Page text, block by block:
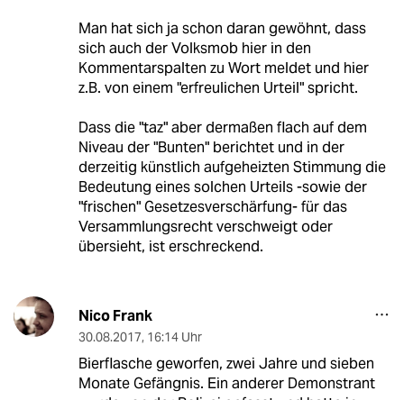
Man hat sich ja schon daran gewöhnt, dass
sich auch der Volksmob hier in den
Kommentarspalten zu Wort meldet und hier
z.B. von einem "erfreulichen Urteil" spricht.
Dass die "taz" aber dermaßen flach auf dem
Niveau der "Bunten" berichtet und in der
derzeitig künstlich aufgeheizten Stimmung die
Bedeutung eines solchen Urteils -sowie der
"frischen" Gesetzesverschärfung- für das
Versammlungsrecht verschweigt oder
übersieht, ist erschreckend.
Nico Frank
30.08.2017, 16:14 Uhr
Bierflasche geworfen, zwei Jahre und sieben
Monate Gefängnis. Ein anderer Demonstrant